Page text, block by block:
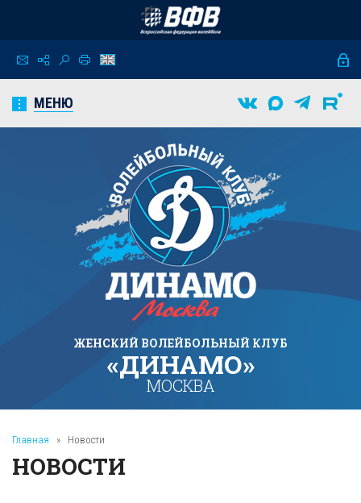
МЕНЮ
ЖЕНСКИЙ ВОЛЕЙБОЛЬНЫЙ КЛУБ
«ДИНАМО»
МОСКВА
Главная » Новости
НОВОСТИ